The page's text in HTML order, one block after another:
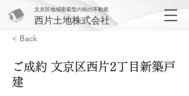
文京区地域密着型の街の不動産
西片土地株式会社
< Back
ご成約 文京区西片2丁目新築戸
建